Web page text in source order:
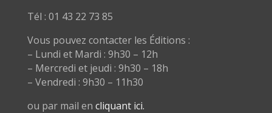
Tél : 01 43 22 73 85
Vous pouvez contacter les Éditions :
– Lundi et Mardi : 9h30 – 12h
– Mercredi et jeudi : 9h30 – 18h
– Vendredi : 9h30 – 11h30
ou par mail en cliquant ici.